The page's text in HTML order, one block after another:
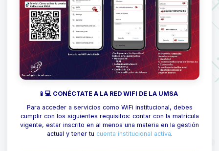
📱💻 CONÉCTATE A LA RED WIFI DE LA UMSA
Para acceder a servicios como WiFi institucional, debes
cumplir con los siguientes requisitos: contar con la matrícula
vigente, estar inscrito en al menos una materia en la gestión
actual y tener tu cuenta institucional activa.